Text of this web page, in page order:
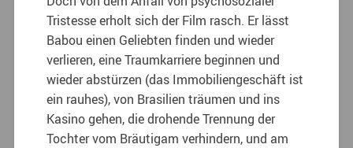
Tristesse erholt sich der Film rasch. Er lässt
Babou einen Geliebten finden und wieder
verlieren, eine Traumkarriere beginnen und
wieder abstürzen (das Immobiliengeschäft ist
ein rauhes), von Brasilien träumen und ins
Kasino gehen, die drohende Trennung der
Tochter vom Bräutigam verhindern, und am